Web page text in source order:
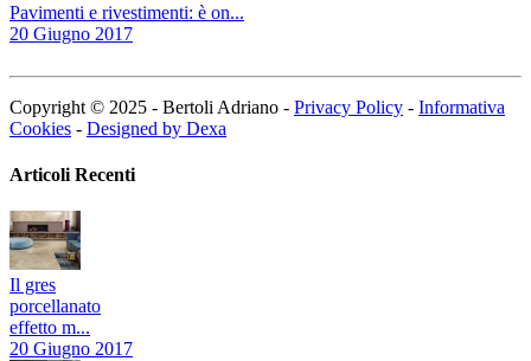
Pavimenti e rivestimenti: è on...
20 Giugno 2017
Copyright © 2025 - Bertoli Adriano - Privacy Policy - Informativa
Cookies - Designed by Dexa
Articoli Recenti
Il gres
porcellanato
effetto m...
20 Giugno 2017